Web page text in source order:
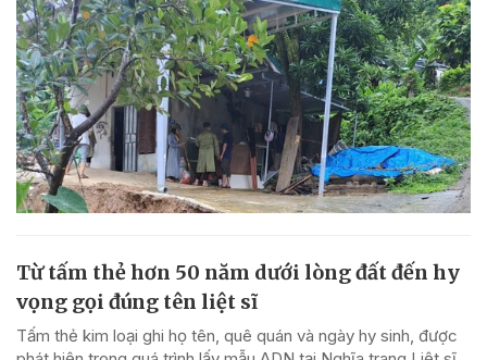
Từ tấm thẻ hơn 50 năm dưới lòng đất đến hy
vọng gọi đúng tên liệt sĩ
Tấm thẻ kim loại ghi họ tên, quê quán và ngày hy sinh, được